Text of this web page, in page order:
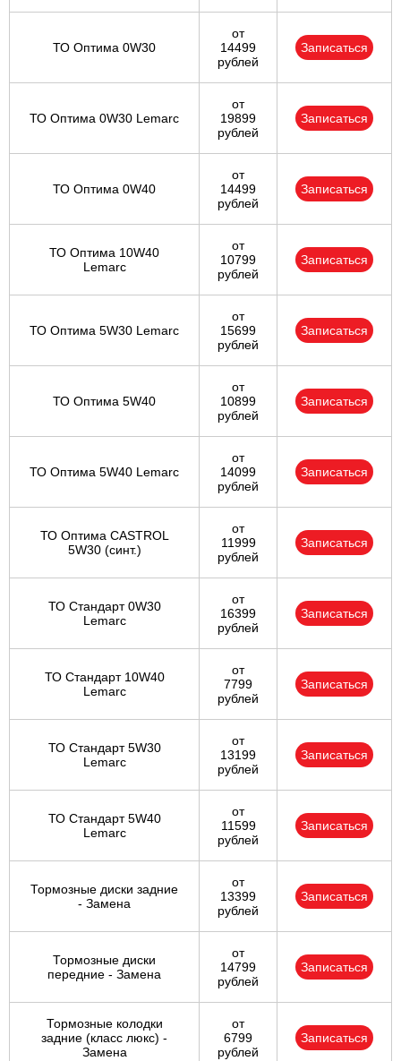
ТО Оптима 0W30
от
14499
рублей
Записаться
ТО Оптима 0W30 Lemarc
от
19899
рублей
Записаться
ТО Оптима 0W40
от
14499
рублей
Записаться
ТО Оптима 10W40
Lemarc
от
10799
рублей
Записаться
ТО Оптима 5W30 Lemarc
от
15699
рублей
Записаться
ТО Оптима 5W40
от
10899
рублей
Записаться
ТО Оптима 5W40 Lemarc
от
14099
рублей
Записаться
ТО Оптима CASTROL
5W30 (синт.)
от
11999
рублей
Записаться
ТО Стандарт 0W30
Lemarc
от
16399
рублей
Записаться
ТО Стандарт 10W40
Lemarc
от
7799
рублей
Записаться
ТО Стандарт 5W30
Lemarc
от
13199
рублей
Записаться
ТО Стандарт 5W40
Lemarc
от
11599
рублей
Записаться
Тормозные диски задние
- Замена
от
13399
рублей
Записаться
Тормозные диски
передние - Замена
от
14799
рублей
Записаться
Тормозные колодки
задние (класс люкс) -
Замена
от
6799
рублей
Записаться